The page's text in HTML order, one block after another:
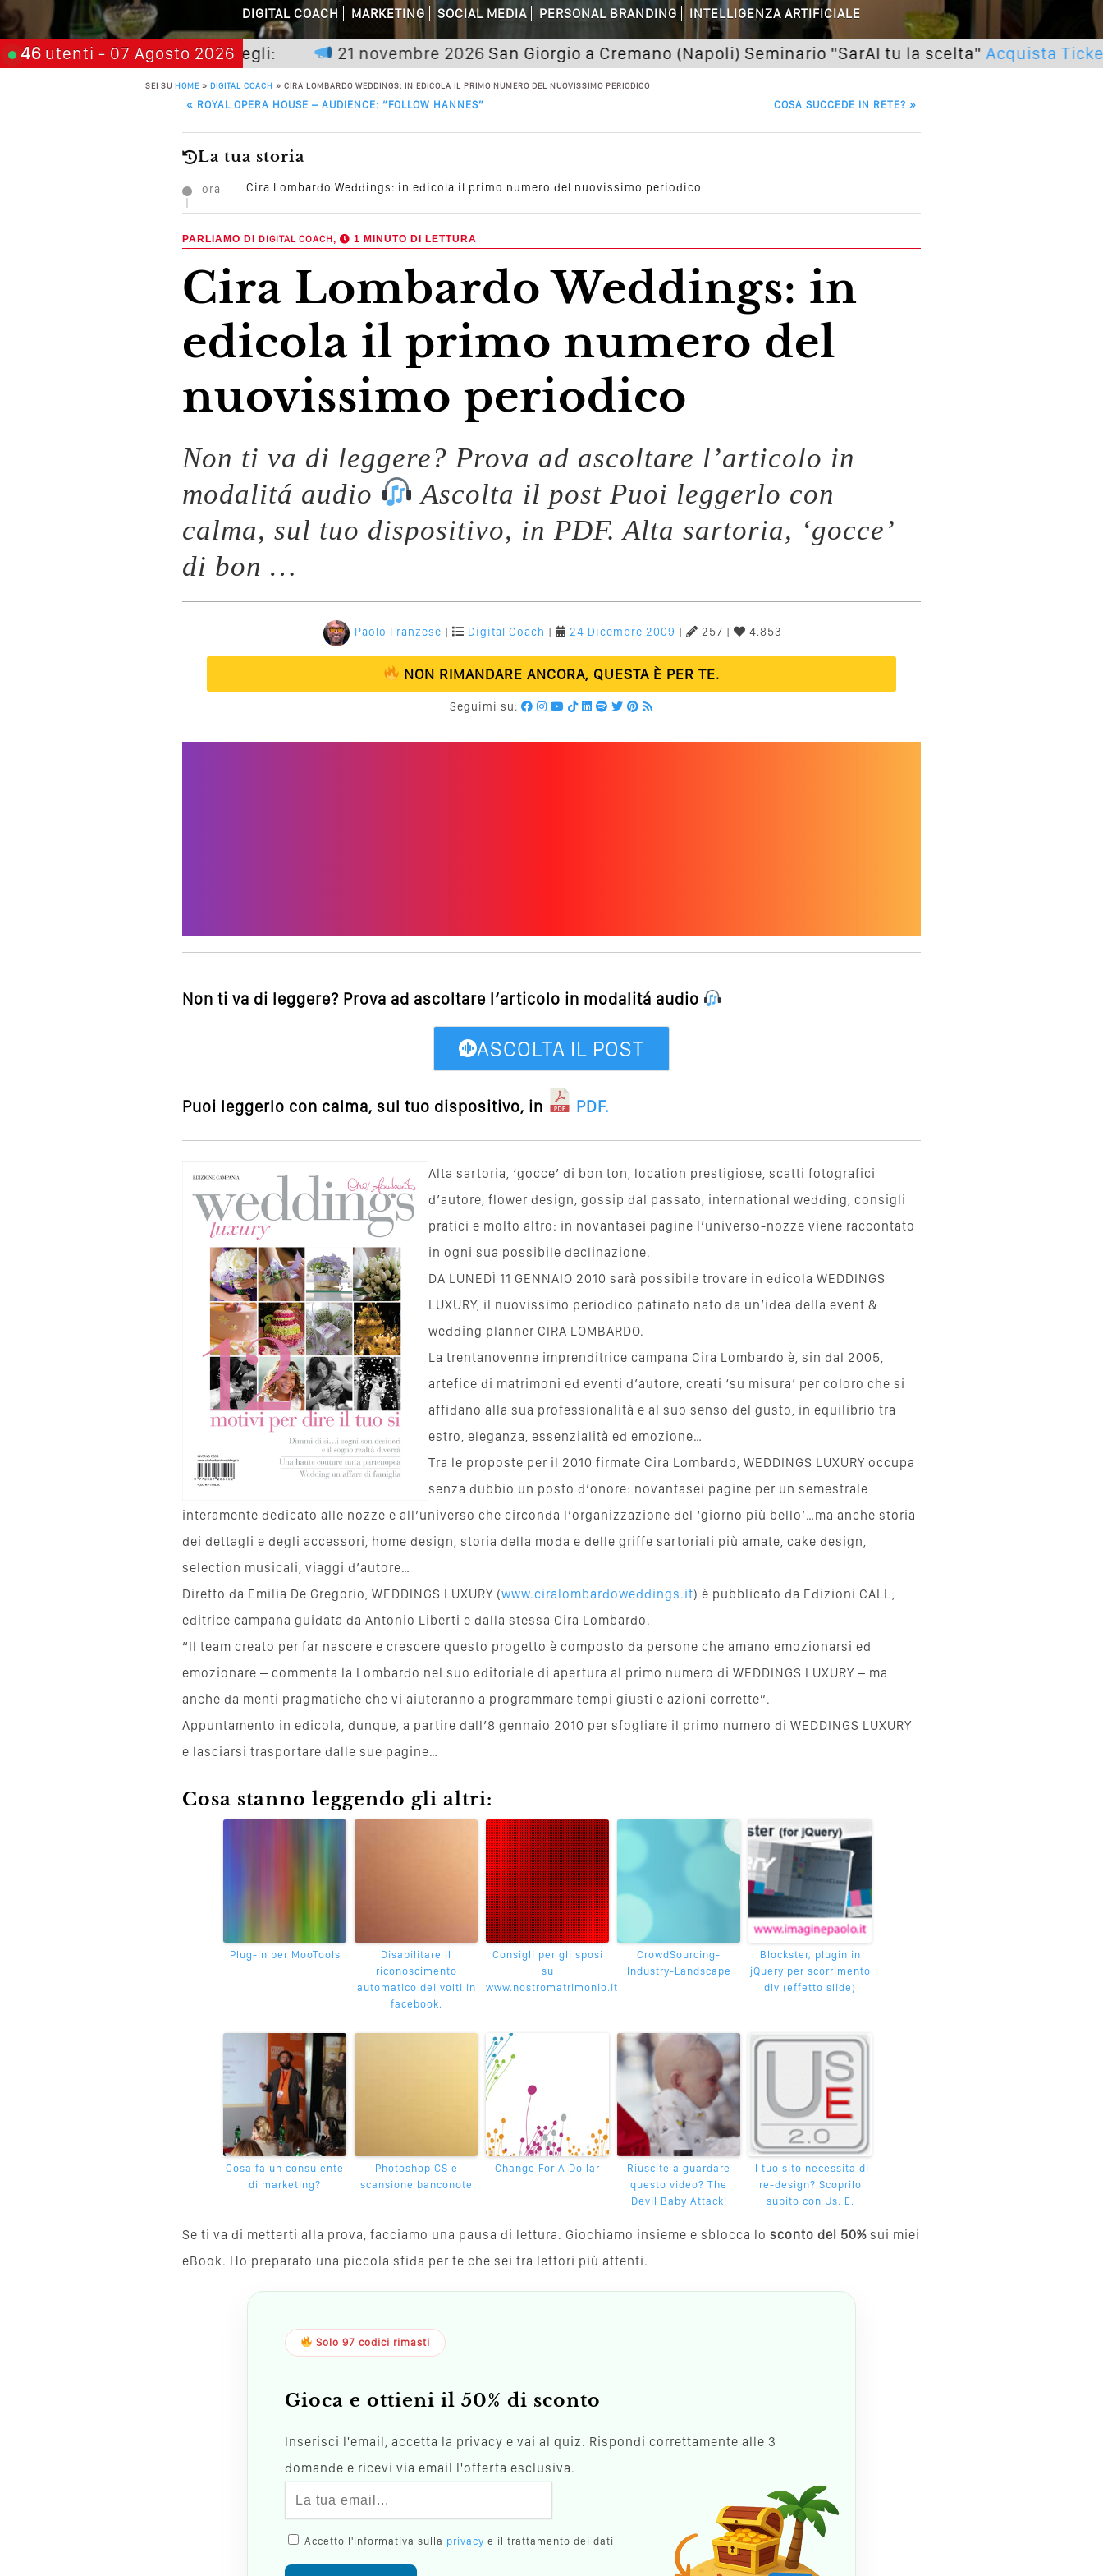
Perché Non Guadagni Sui Social Media? Probabilmente Tutto Peggiorerà
Quali Sono Gli Errori Della Comunicazione Politica? Il Caso Delle Braccia Incrociate
Come Promuoversi Nel Wedding? Il Mio Intervento Per L’Accademia Del Wedding
DIGITAL COACH MARKETING SOCIAL MEDIA PERSONAL BRANDING INTELLIGENZA ARTIFICIALE
46 utenti - 07 Agosto 2026
chi aspetta, scegli: 21 novembre 2026San Giorgio a Cremano (Napoli) Seminario "SarAI tu la scelta" Acquista Ticket
SEI SU HOME » DIGITAL COACH » CIRA LOMBARDO WEDDINGS: IN EDICOLA IL PRIMO NUMERO DEL NUOVISSIMO PERIODICO
POST NAVIGATION
« ROYAL OPERA HOUSE – AUDIENCE: “FOLLOW HANNES” COSA SUCCEDE IN RETE? »
La tua storia
ora Cira Lombardo Weddings: in edicola il primo numero del nuovissimo periodico
PARLIAMO DI DIGITAL COACH, 1 MINUTO DI LETTURA
Cira Lombardo Weddings: in
edicola il primo numero del
nuovissimo periodico
Non ti va di leggere? Prova ad ascoltare l’articolo in
modalitá audio
Ascolta il post Puoi leggerlo con
calma, sul tuo dispositivo, in PDF. Alta sartoria, ‘gocce’
di bon …
Paolo Franzese | Digital Coach | 24 Dicembre 2009 | 257 | 4.853
NON RIMANDARE ANCORA, QUESTA È PER TE.
Seguimi su:
Non ti va di leggere? Prova ad ascoltare l’articolo in modalitá audio
ASCOLTA IL POST
Puoi leggerlo con calma, sul tuo dispositivo, in PDF.
Alta sartoria, ‘gocce’ di bon ton, location prestigiose, scatti fotografici
d’autore, flower design, gossip dal passato, international wedding, consigli
pratici e molto altro: in novantasei pagine l’universo-nozze viene raccontato
in ogni sua possibile declinazione.
DA LUNEDÌ 11 GENNAIO 2010 sarà possibile trovare in edicola WEDDINGS
LUXURY, il nuovissimo periodico patinato nato da un’idea della event &
wedding planner CIRA LOMBARDO.
La trentanovenne imprenditrice campana Cira Lombardo è, sin dal 2005,
artefice di matrimoni ed eventi d’autore, creati ‘su misura’ per coloro che si
affidano alla sua professionalità e al suo senso del gusto, in equilibrio tra
estro, eleganza, essenzialità ed emozione…
Tra le proposte per il 2010 firmate Cira Lombardo, WEDDINGS LUXURY occupa
senza dubbio un posto d’onore: novantasei pagine per un semestrale
interamente dedicato alle nozze e all’universo che circonda l’organizzazione del ‘giorno più bello’…ma anche storia
dei dettagli e degli accessori, home design, storia della moda e delle griffe sartoriali più amate, cake design,
selection musicali, viaggi d’autore…
Diretto da Emilia De Gregorio, WEDDINGS LUXURY (www.ciralombardoweddings.it) è pubblicato da Edizioni CALL,
editrice campana guidata da Antonio Liberti e dalla stessa Cira Lombardo.
“Il team creato per far nascere e crescere questo progetto è composto da persone che amano emozionarsi ed
emozionare – commenta la Lombardo nel suo editoriale di apertura al primo numero di WEDDINGS LUXURY – ma
anche da menti pragmatiche che vi aiuteranno a programmare tempi giusti e azioni corrette”.
Appuntamento in edicola, dunque, a partire dall’8 gennaio 2010 per sfogliare il primo numero di WEDDINGS LUXURY
e lasciarsi trasportare dalle sue pagine…
Cosa stanno leggendo gli altri:
Plug-in per MooTools
Disabilitare il
riconoscimento
automatico dei volti in
facebook.
Consigli per gli sposi
su
www.nostromatrimonio.it
CrowdSourcing-
Industry-Landscape
Blockster, plugin in
jQuery per scorrimento
div (effetto slide)
Cosa fa un consulente
di marketing?
Photoshop CS e
scansione banconote
Change For A Dollar
Riuscite a guardare
questo video? The
Devil Baby Attack!
Il tuo sito necessita di
re-design? Scoprilo
subito con Us. E.
Se ti va di metterti alla prova, facciamo una pausa di lettura. Giochiamo insieme e sblocca lo sconto del 50% sui miei
eBook. Ho preparato una piccola sfida per te che sei tra lettori più attenti.
Solo 97 codici rimasti
Gioca e ottieni il 50% di sconto
Inserisci l'email, accetta la privacy e vai al quiz. Rispondi correttamente alle 3
domande e ricevi via email l'offerta esclusiva.
Accetto l'informativa sulla privacy e il trattamento dei dati